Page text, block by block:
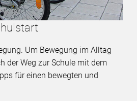
Um Bewegung im Alltag
der Weg zur Schule mit dem
für einen bewegten und